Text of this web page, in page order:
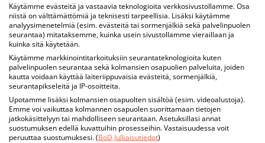
Käytämme evästeitä ja vastaavia teknologioita verkkosivustollamme. Osa
niistä on välttämättömiä ja teknisesti tarpeellisia. Lisäksi käytämme
analyysimenetelmiä (esim. evästeitä tai sormenjälkiä sekä palvelinpuolen
seurantaa) mitataksemme, kuinka usein sivustollamme vieraillaan ja
kuinka sitä käytetään.
Käytämme markkinointitarkoituksiin seurantateknologioita kuten
palvelinpuolen seurantaa sekä kolmansien osapuolien palveluita, joiden
kautta voidaan käyttää laiteriippuvaisia evästeitä, sormenjälkiä,
seurantapikseleitä ja IP-osoitteita.
Upotamme lisäksi kolmansien osapuolten sisältöä (esim. videoalustoja).
Emme voi vaikuttaa kolmannen osapuolen suorittamaan tietojen
jatkokäsittelyyn tai mahdolliseen seurantaan. Asetuksillasi annat
suostumuksen edellä kuvattuihin prosesseihin. Vastaisuudessa voit
peruuttaa suostumuksesi. (BoD Julkaisutiedot)